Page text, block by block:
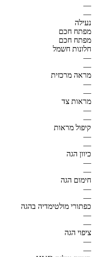
—
—
נעילה
מפתח חכם
מפתח חכם
חלונות חשמל
—
—
מראה מרכזית
—
—
מראות צד
—
—
קיפול מראות
—
—
כיוון הגה
—
—
חימום הגה
—
—
כפתורי מולטימדיה בהגה
—
—
ציפוי הגה
—
—